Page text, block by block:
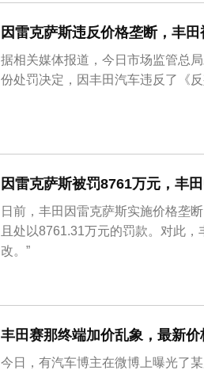
因雷克萨斯违反价格垄断，丰
据相关媒体报道，今日市场监管总
份处罚决定，因丰田汽车违反了《
因雷克萨斯被罚8761万元，丰
日前，丰田因雷克萨斯实施价格垄
且处以8761.31万元的罚款。对此
改。”
丰田赛那终端加价乱象，最新价
今日，有汽车博主在微博上曝光了